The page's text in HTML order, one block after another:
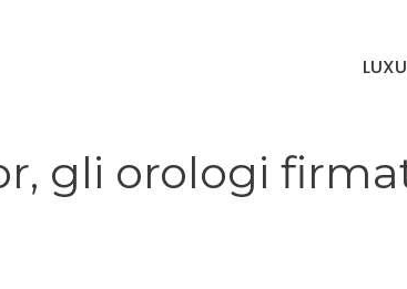
gli orologi